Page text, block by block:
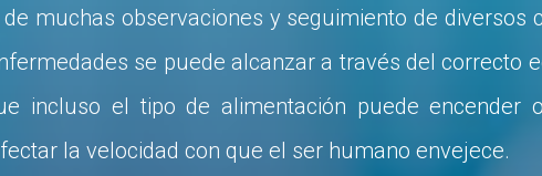
muchas observaciones y seguimiento de diversos
se puede alcanzar a través del correcto
incluso el tipo de alimentación puede encender
la velocidad con que el ser humano envejece.